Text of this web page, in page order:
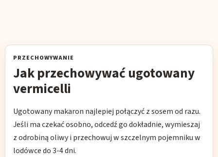
PRZECHOWYWANIE
Jak przechowywać ugotowany
vermicelli
Ugotowany makaron najlepiej połączyć z sosem od razu.
Jeśli ma czekać osobno, odcedź go dokładnie, wymieszaj
z odrobiną oliwy i przechowuj w szczelnym pojemniku w
lodówce do 3-4 dni.